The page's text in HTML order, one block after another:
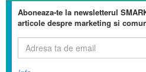
Aboneaza-te la newsletterul
articole despre marketing si